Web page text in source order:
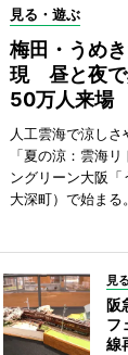
見る・遊ぶ
梅田・うめ
現 昼と夜で
50万人来場
人工雲海で涼し
「夏の涼：雲海
ングリーン大阪
大深町）で始まる。
見
阪
フ
線